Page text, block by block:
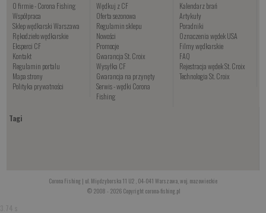
O firmie - Corona Fishing
Współpraca
Sklep wędkarski Warszawa
Rękodzieło wędkarskie
Eksperci CF
Kontakt
Regulamin portalu
Mapa strony
Polityka prywatności
Wędkuj z CF
Oferta sezonowa
Regulamin sklepu
Nowości
Promocje
Gwarancja St. Croix
Wysyłka CF
Gwarancja na przynęty
Serwis - wędki Corona
Fishing
Kalendarz brań
Artykuły
Poradniki
Oznaczenia wędek USA
Filmy wędkarskie
FAQ
Rejestracja wędek St. Croix
Technologia St. Croix
Tagi
Corona Fishing | ul. Międzyborska 11 U2 , 04-041 Warszawa, woj. mazowieckie
© 2008 - 2026 Copyright corona-fishing.pl